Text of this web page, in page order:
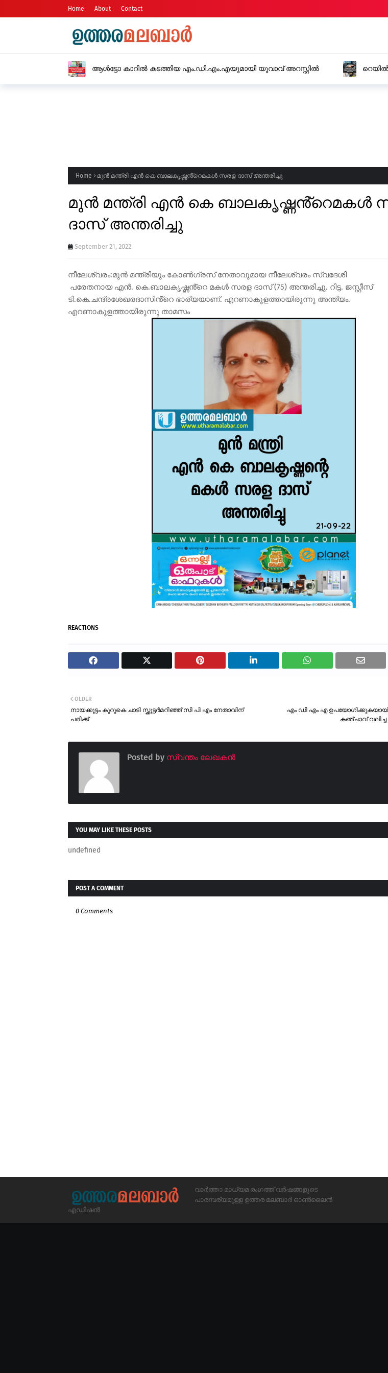
Home About Contact
ആൾട്ടോ കാറിൽ കടത്തിയ എം.ഡി.എം.എയുമായി യുവാവ് അറസ്റ്റിൽ
Home മുൻ മന്ത്രി എൻ കെ ബാലകൃഷ്ണൻ്റെമകൾ സരള ദാസ് അന്തരിച്ചു
മുൻ മന്ത്രി എൻ കെ ബാലകൃഷ്ണൻ്റെമകൾ
ദാസ് അന്തരിച്ചു
September 21, 2022
നീലേശ്വരം:മുൻ മന്ത്രിയും കോൺഗ്രസ്‌ നേതാവുമായ നീലേശ്വരം സ്വദേശി
പരേതനായ എൻ. കെ.ബാലകൃഷ്ണൻ്റെ മകൾ സരള ദാസ് (75) അന്തരിച്ചു. റിട്ട. ജസ്റ്റീസ്
ടി.കെ.ചന്ദ്രശേഖരദാസിൻ്റെ ഭാര്യയാണ്. എറണാകുളത്തായിരുന്നു അന്ത്യം.
എറണാകുളത്തായിരുന്നു താമസം
REACTIONS
എം ഡി എം എ
കഞ്ചാവ് വലിച്ച
OLDER
നായക്കൂട്ടം കുറുകെ ചാടി സ്ക്കൂട്ടർമറിഞ്ഞ് സി പി എം നേതാവിന്
പരിക്ക്
Posted by സ്വന്തം ലേഖകൻ
YOU MAY LIKE THESE POSTS
undefined
POST A COMMENT
0 Comments
വാർത്താ മാധ്യമ രംഗത്ത് വർഷങ്ങളുടെ
പാരമ്പര്യമുള്ള ഉത്തര മലബാർ ഓൺലൈൻ
എഡിഷൻ